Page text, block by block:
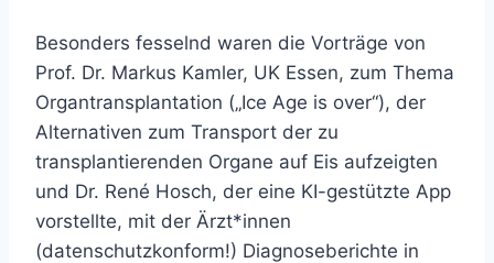
Besonders fesselnd waren die Vorträge von
Prof. Dr. Markus Kamler, UK Essen, zum Thema
Organtransplantation („Ice Age is over“), der
Alternativen zum Transport der zu
transplantierenden Organe auf Eis aufzeigten
und Dr. René Hosch, der eine KI-gestützte App
vorstellte, mit der Ärzt*innen
(datenschutzkonform!) Diagnoseberichte in